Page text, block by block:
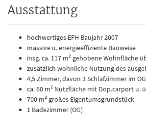
Ausstattung
hochwertiges EFH Baujahr 2007
massive u. energieeffiziente Bauweise
insg. ca. 117 m² gehobene Wohnfläche
zusätzlich wohnliche Nutzung des
4,5 Zimmer, davon 3 Schlafzimmer im OG
ca. 60 m² Nutzfläche mit Dop.carport u.
700 m² großes Eigentumsgrundstück
1 Badezimmer (OG)